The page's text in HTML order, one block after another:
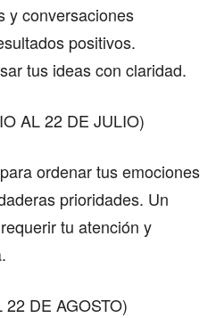
y conversaciones
positivos.
tus ideas con claridad.
AL 22 DE JULIO)
ordenar tus emociones
prioridades. Un
tu atención y
DE AGOSTO)